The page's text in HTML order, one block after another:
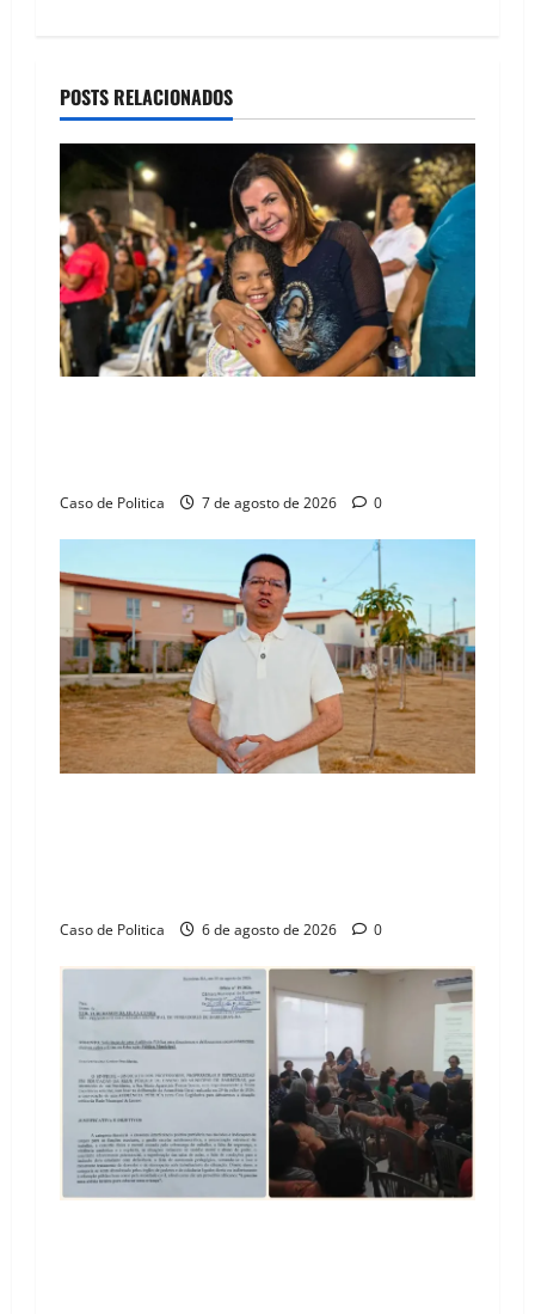
v
g
a
t
i
POSTS RELACIONADOS
Caso de Politica 7 de agosto de 2026 0
Caso de Politica 6 de agosto de 2026 0